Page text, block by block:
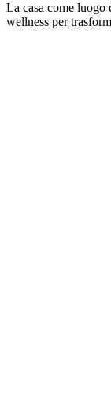
La casa come luogo
wellness per